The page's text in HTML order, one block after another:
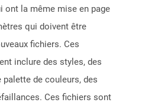
ont la même mise en page
qui doivent être
fichiers. Ces
inclure des styles, des
palette de couleurs, des
Ces fichiers sont